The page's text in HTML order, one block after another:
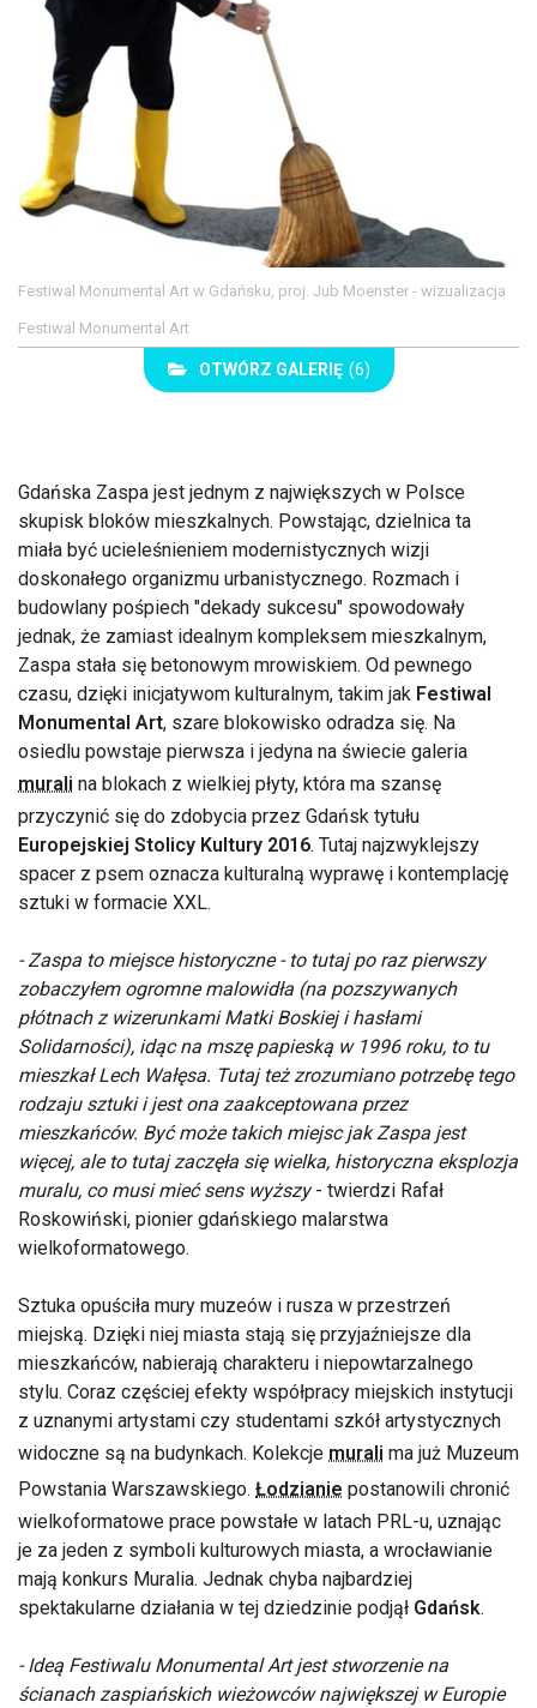
Festiwal Monumental Art w Gdańsku, proj. Jub Moenster - wizualizacja
Festiwal Monumental Art
OTWÓRZ GALERIĘ (6)
Gdańska Zaspa jest jednym z największych w Polsce
skupisk bloków mieszkalnych. Powstając, dzielnica ta
miała być ucieleśnieniem modernistycznych wizji
doskonałego organizmu urbanistycznego. Rozmach i
budowlany pośpiech "dekady sukcesu" spowodowały
jednak, że zamiast idealnym kompleksem mieszkalnym,
Zaspa stała się betonowym mrowiskiem. Od pewnego
czasu, dzięki inicjatywom kulturalnym, takim jak Festiwal
Monumental Art, szare blokowisko odradza się. Na
osiedlu powstaje pierwsza i jedyna na świecie galeria
murali na blokach z wielkiej płyty, która ma szansę
przyczynić się do zdobycia przez Gdańsk tytułu
Europejskiej Stolicy Kultury 2016. Tutaj najzwyklejszy
spacer z psem oznacza kulturalną wyprawę i kontemplację
sztuki w formacie XXL.
- Zaspa to miejsce historyczne - to tutaj po raz pierwszy
zobaczyłem ogromne malowidła (na pozszywanych
płótnach z wizerunkami Matki Boskiej i hasłami
Solidarności), idąc na mszę papieską w 1996 roku, to tu
mieszkał Lech Wałęsa. Tutaj też zrozumiano potrzebę tego
rodzaju sztuki i jest ona zaakceptowana przez
mieszkańców. Być może takich miejsc jak Zaspa jest
więcej, ale to tutaj zaczęła się wielka, historyczna eksplozja
muralu, co musi mieć sens wyższy- twierdzi Rafał
Roskowiński, pionier gdańskiego malarstwa
wielkoformatowego.
Sztuka opuściła mury muzeów i rusza w przestrzeń
miejską. Dzięki niej miasta stają się przyjaźniejsze dla
mieszkańców, nabierają charakteru i niepowtarzalnego
stylu. Coraz częściej efekty współpracy miejskich instytucji
z uznanymi artystami czy studentami szkół artystycznych
widoczne są na budynkach. Kolekcje murali ma już Muzeum
Powstania Warszawskiego. Łodzianie postanowili chronić
wielkoformatowe prace powstałe w latach PRL-u, uznając
je za jeden z symboli kulturowych miasta, a wrocławianie
mają konkurs Muralia. Jednak chyba najbardziej
spektakularne działania w tej dziedzinie podjął Gdańsk.
- Ideą Festiwalu Monumental Art jest stworzenie na
ścianach zaspiańskich wieżowców największej w Europie